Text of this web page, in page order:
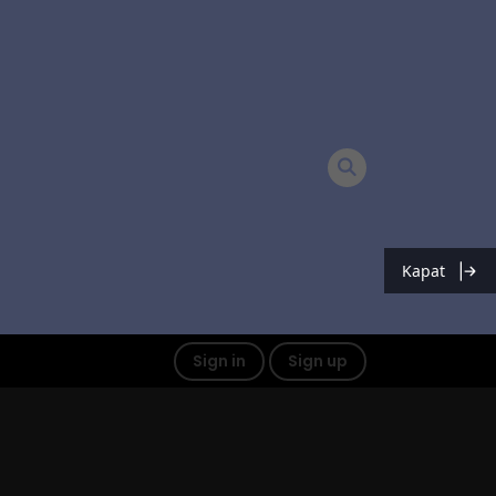
Sign in Sign up
Kapat